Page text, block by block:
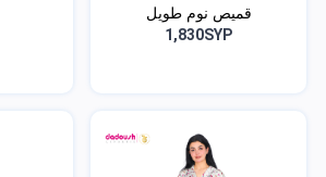
قميص نوم طويل
1,830SYP